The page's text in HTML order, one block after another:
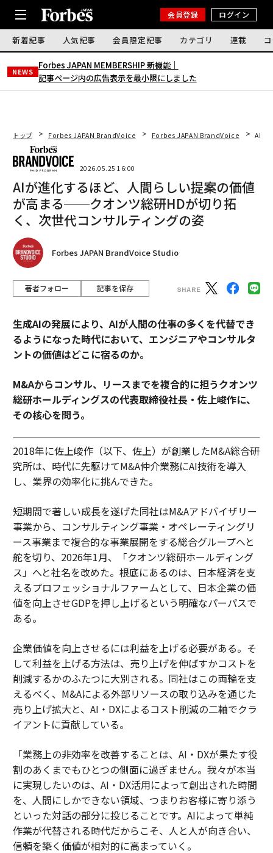
会員登録 ログイン
新着記事 人気記事 会員限定記事 カテゴリ 連載
NEWS
Forbes JAPAN MEMBERSHIP 新機能｜
記事ページ内の広告表示を最小限にしました
トップ Forbes JAPAN BrandVoice Forbes JAPAN BrandVoice AIが
2026.05.25 16:00
AIが進化するほど、人間らしい提案の価値
が高まる──クオンツ総研HDが切り拓
く、次世代コンサルティングの姿
Forbes JAPAN BrandVoice Studio
著者フォロー 記事を保存
生成AIの発展により、AIが人間の仕事の多くを代替でき
るようになった時代において、エンジニアやコンサルタ
ントの価値はどこに宿るのか。
M&Aからコンサル、リースまでを複合的に担うクオンツ
総研ホールディングスの代表取締役社長・佐上峻作に、
その核心を問う。
2018年に佐上峻作（以下、佐上）が創業したM&A総合研
究所は、時代に先駆けてM&A仲介業務にAI技術を導入
し、業界の効率化に挑んできた。
短期間で著しい成長を遂げた同社はM&Aアドバイザリー
事業から、コンサルティング事業・オペレーティングリ
ース事業まで複合的な事業展開をする総合グループへと
舵を切り、2026年1月、「クオンツ総研ホールディング
ス」へと社名を改めた。根底にあるのは、日本経済を支
えるプロフェッショナルファームとして、日本企業の価
値を向上させGDPを押し上げるという明確なパーパスで
ある。
企業価値を向上させるには利益を上げる必要がある。そ
して利益を上げる方法は、売り上げを伸ばすかコストを
削減するかのふたつに大別される。同社はこの両輪を支
えるべく、M&Aによる外部リソースの取り込みを通じた
売り上げ拡大と、AI・DXによるコスト削減の二軸でクラ
イアントに貢献している。
「業務上の非効率を改善することは、AI・DXが果たす役
割のあくまでもひとつの側面に過ぎません。我々が本当
に実現したいのは、AI・DX活用によって創出された時間
を、人間にしかできない領域、つまりお客様に寄り添う
といった対話の部分に投じることです。AIによって単純
作業が代替される時代だからこそ、人と人が向き合い、
信頼を築く価値が相対的に高まっていく。